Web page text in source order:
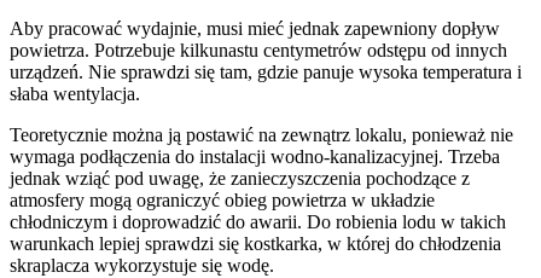
Aby pracować wydajnie, musi mieć jednak zapewniony dopływ
powietrza. Potrzebuje kilkunastu centymetrów odstępu od innych
urządzeń. Nie sprawdzi się tam, gdzie panuje wysoka temperatura i
słaba wentylacja.
Teoretycznie można ją postawić na zewnątrz lokalu, ponieważ nie
wymaga podłączenia do instalacji wodno-kanalizacyjnej. Trzeba
jednak wziąć pod uwagę, że zanieczyszczenia pochodzące z
atmosfery mogą ograniczyć obieg powietrza w układzie
chłodniczym i doprowadzić do awarii. Do robienia lodu w takich
warunkach lepiej sprawdzi się kostkarka, w której do chłodzenia
skraplacza wykorzystuje się wodę.